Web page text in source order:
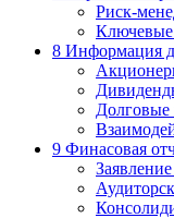
Риск-
Ключевые
8 Информация
Долговые
9 Финасовая